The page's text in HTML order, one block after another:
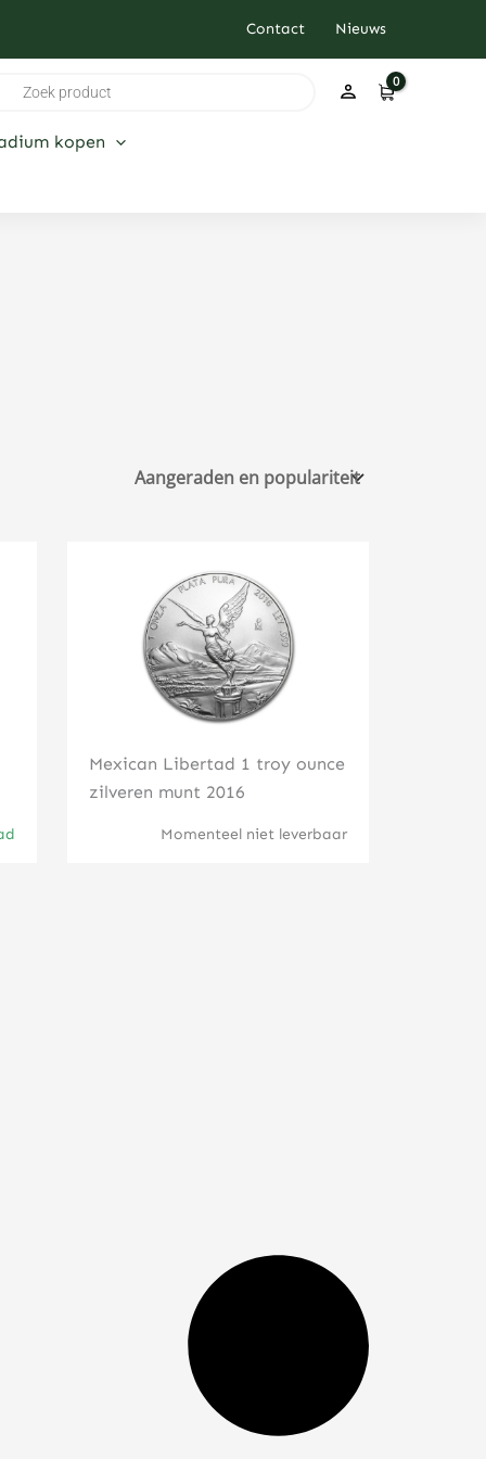
Contact Nieuws
kopen
Mexican Libertad 1 troy ounce
zilveren munt 2016
Momenteel niet leverbaar
Klik hier